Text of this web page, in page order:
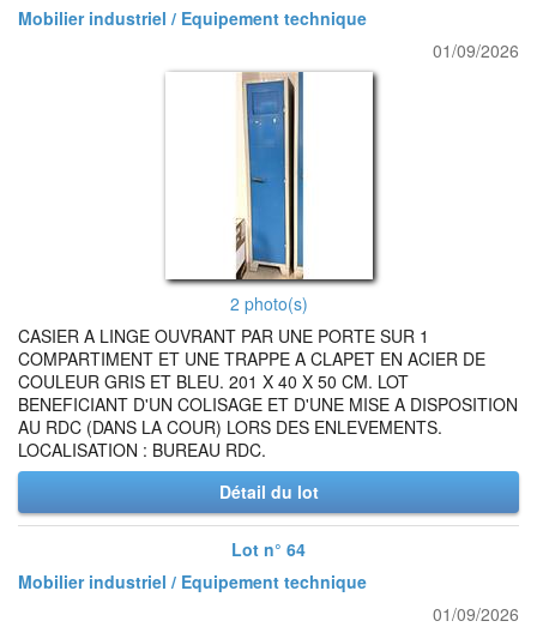
Mobilier industriel / Equipement technique
01/09/2026
2 photo(s)
CASIER A LINGE OUVRANT PAR UNE PORTE SUR 1
COMPARTIMENT ET UNE TRAPPE A CLAPET EN ACIER DE
COULEUR GRIS ET BLEU. 201 X 40 X 50 CM. LOT
BENEFICIANT D'UN COLISAGE ET D'UNE MISE A DISPOSITION
AU RDC (DANS LA COUR) LORS DES ENLEVEMENTS.
LOCALISATION : BUREAU RDC.
Détail du lot
Lot n° 64
Mobilier industriel / Equipement technique
01/09/2026